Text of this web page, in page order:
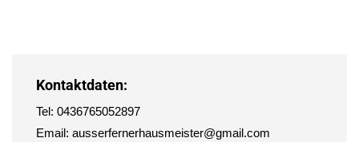
Kontaktdaten:
Tel: 0436765052897
Email: ausserfernerhausmeister@gmail.com